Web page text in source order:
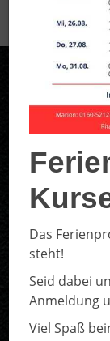
Das
steht!
Seid dabei
Anmeldung
Viel Spaß